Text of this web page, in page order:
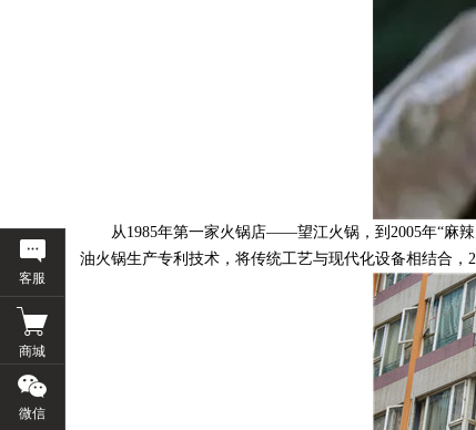
从1985年第一家火锅店——望江火锅 ， 到 2005年“麻
油火锅生产专利技术，将传统工艺与现代化设备相结合，
客服
商城
微信